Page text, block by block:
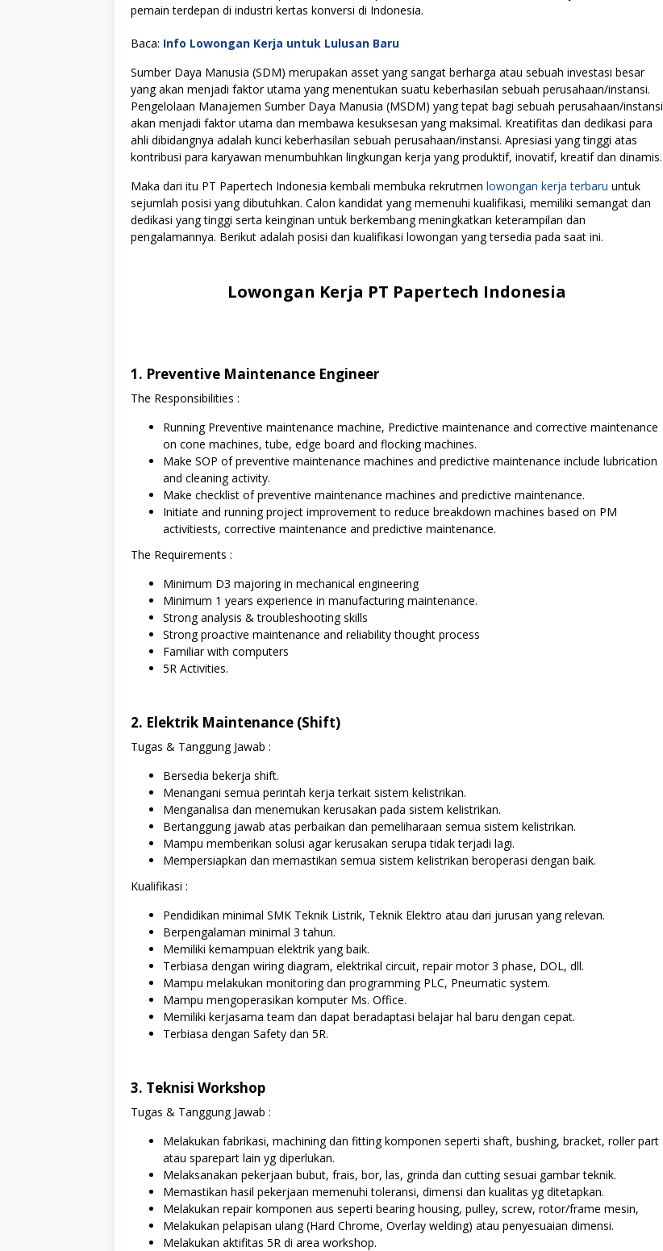
pemain terdepan di industri kertas konversi di Indonesia.
Baca: Info Lowongan Kerja untuk Lulusan Baru
Sumber Daya Manusia (SDM) merupakan asset yang sangat berharga atau sebuah investasi besar
yang akan menjadi faktor utama yang menentukan suatu keberhasilan sebuah perusahaan/instansi.
Pengelolaan Manajemen Sumber Daya Manusia (MSDM) yang tepat bagi sebuah perusahaan/instansi
akan menjadi faktor utama dan membawa kesuksesan yang maksimal. Kreatifitas dan dedikasi para
ahli dibidangnya adalah kunci keberhasilan sebuah perusahaan/instansi. Apresiasi yang tinggi atas
kontribusi para karyawan menumbuhkan lingkungan kerja yang produktif, inovatif, kreatif dan dinamis.
Maka dari itu PT Papertech Indonesia kembali membuka rekrutmen lowongan kerja terbaru untuk
sejumlah posisi yang dibutuhkan. Calon kandidat yang memenuhi kualifikasi, memiliki semangat dan
dedikasi yang tinggi serta keinginan untuk berkembang meningkatkan keterampilan dan
pengalamannya. Berikut adalah posisi dan kualifikasi lowongan yang tersedia pada saat ini.
Lowongan Kerja PT Papertech Indonesia
1. Preventive Maintenance Engineer
The Responsibilities :
Running Preventive maintenance machine, Predictive maintenance and corrective maintenance
on cone machines, tube, edge board and flocking machines.
Make SOP of preventive maintenance machines and predictive maintenance include lubrication
and cleaning activity.
Make checklist of preventive maintenance machines and predictive maintenance.
Initiate and running project improvement to reduce breakdown machines based on PM
activitiests, corrective maintenance and predictive maintenance.
The Requirements :
Minimum D3 majoring in mechanical engineering
Minimum 1 years experience in manufacturing maintenance.
Strong analysis & troubleshooting skills
Strong proactive maintenance and reliability thought process
Familiar with computers
5R Activities.
2. Elektrik Maintenance (Shift)
Tugas & Tanggung Jawab :
Bersedia bekerja shift.
Menangani semua perintah kerja terkait sistem kelistrikan.
Menganalisa dan menemukan kerusakan pada sistem kelistrikan.
Bertanggung jawab atas perbaikan dan pemeliharaan semua sistem kelistrikan.
Mampu memberikan solusi agar kerusakan serupa tidak terjadi lagi.
Mempersiapkan dan memastikan semua sistem kelistrikan beroperasi dengan baik.
Kualifikasi :
Pendidikan minimal SMK Teknik Listrik, Teknik Elektro atau dari jurusan yang relevan.
Berpengalaman minimal 3 tahun.
Memiliki kemampuan elektrik yang baik.
Terbiasa dengan wiring diagram, elektrikal circuit, repair motor 3 phase, DOL, dll.
Mampu melakukan monitoring dan programming PLC, Pneumatic system.
Mampu mengoperasikan komputer Ms. Office.
Memiliki kerjasama team dan dapat beradaptasi belajar hal baru dengan cepat.
Terbiasa dengan Safety dan 5R.
3. Teknisi Workshop
Tugas & Tanggung Jawab :
Melakukan fabrikasi, machining dan fitting komponen seperti shaft, bushing, bracket, roller part
atau sparepart lain yg diperlukan.
Melaksanakan pekerjaan bubut, frais, bor, las, grinda dan cutting sesuai gambar teknik.
Memastikan hasil pekerjaan memenuhi toleransi, dimensi dan kualitas yg ditetapkan.
Melakukan repair komponen aus seperti bearing housing, pulley, screw, rotor/frame mesin,
Melakukan pelapisan ulang (Hard Chrome, Overlay welding) atau penyesuaian dimensi.
Melakukan aktifitas 5R di area workshop.